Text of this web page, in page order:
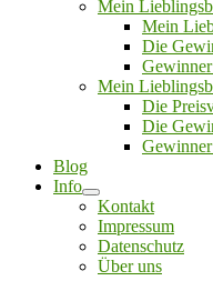
Mein
Mein
Die
Mein
Die
Die
Blog
Info
Kontakt
Impressum
Datenschutz
Über uns